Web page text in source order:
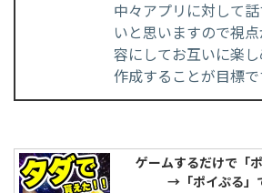
中々アプリに対して
いと思いますので視
容にしてお互いに楽
作成することが目標で
ゲームするだけで「
→「ポイぷる」